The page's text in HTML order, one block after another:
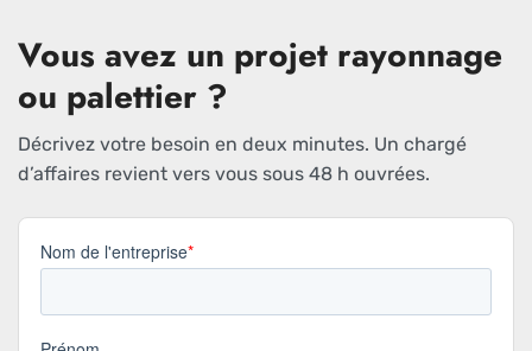
Vous avez un projet rayonnage
ou palettier ?
Décrivez votre besoin en deux minutes. Un chargé
d’affaires revient vers vous sous 48 h ouvrées.